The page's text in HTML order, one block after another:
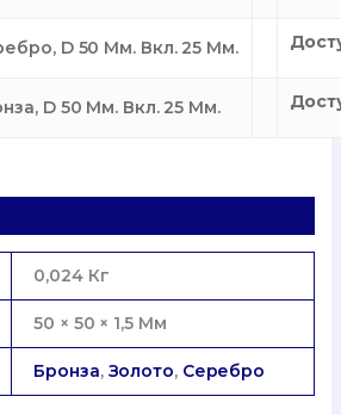
D 50 Мм. Вкл. 25 Мм.
D 50 Мм. Вкл. 25 Мм.
0,024 Кг
50 × 50 × 1,5 Мм
Бронза, Золото, Серебро